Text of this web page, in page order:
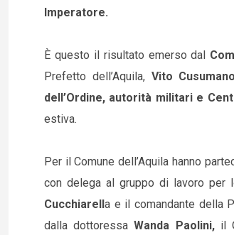
Imperatore.
È questo il risultato emerso dal
Prefetto dell’Aquila,Vito
dell’Ordine, autorità militari e
estiva.
Per il Comune dell’Aquila hanno
con delega al gruppo di lavoro per
Cucchiarella e il comandante della
dalla dottoressaWanda Paolini,il